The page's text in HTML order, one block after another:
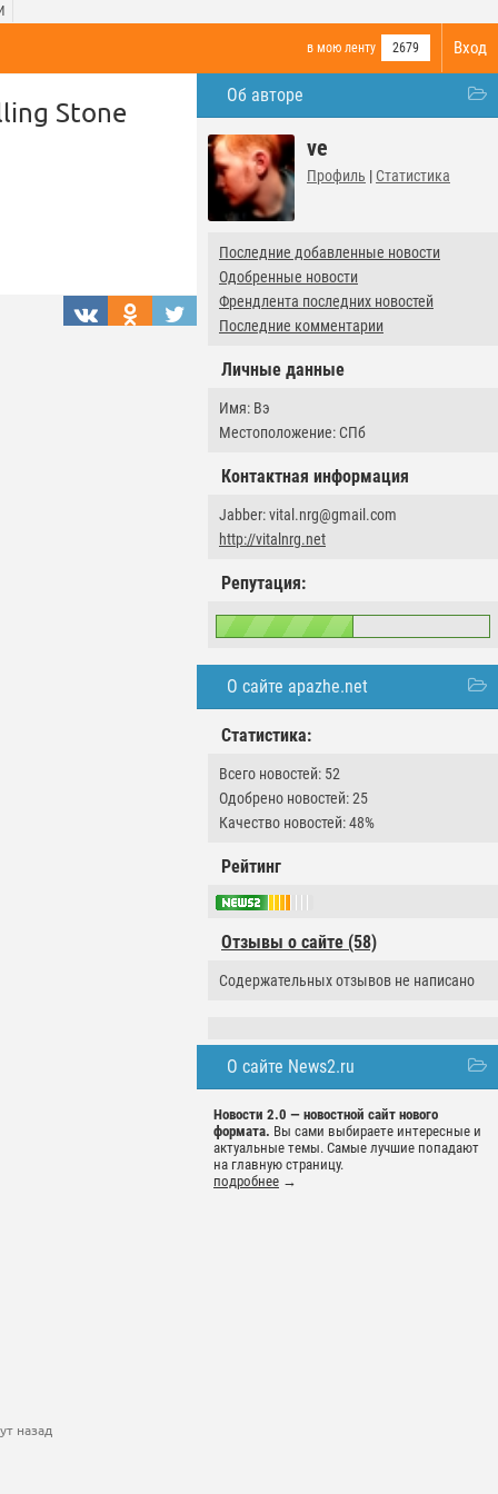
Вход
в мою ленту 2679
Об авторе
ve
Профиль | Статистика
Последние добавленные новости
Одобренные новости
Френдлента последних новостей
Последние комментарии
Личные данные
Имя: Вэ
Местоположение: СПб
Контактная информация
Jabber: vital.nrg@gmail.com
http://vitalnrg.net
Репутация:
О сайте apazhe.net
Статистика:
Всего новостей: 52
Одобрено новостей: 25
Качество новостей: 48%
Рейтинг
Отзывы о сайте (58)
Содержательных отзывов не написано
О сайте News2.ru
Новости 2.0 — новостной сайт нового
формата. Вы сами выбираете интересные и
актуальные темы. Самые лучшие попадают
на главную страницу.
подробнее →
Stone
назад